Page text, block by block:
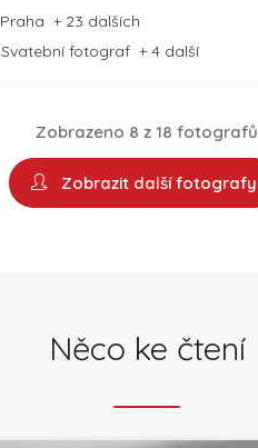
Praha + 23 dalších
Svatební fotograf + 4 další
Zobrazeno 8 z 18 fotografů
Zobrazit další fotografy
Něco ke čtení